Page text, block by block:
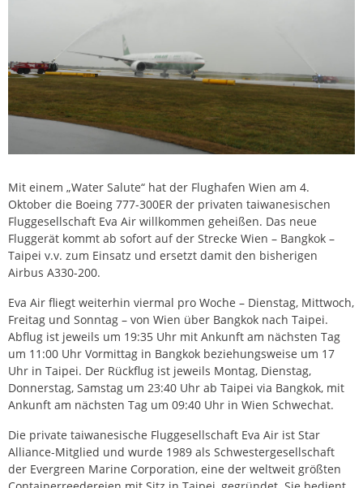
Mit einem „Water Salute“ hat der Flughafen Wien am 4.
Oktober die Boeing 777-300ER der privaten taiwanesischen
Fluggesellschaft Eva Air willkommen geheißen. Das neue
Fluggerät kommt ab sofort auf der Strecke Wien – Bangkok –
Taipei v.v. zum Einsatz und ersetzt damit den bisherigen
Airbus A330-200.
Eva Air fliegt weiterhin viermal pro Woche – Dienstag, Mittwoch,
Freitag und Sonntag – von Wien über Bangkok nach Taipei.
Abflug ist jeweils um 19:35 Uhr mit Ankunft am nächsten Tag
um 11:00 Uhr Vormittag in Bangkok beziehungsweise um 17
Uhr in Taipei. Der Rückflug ist jeweils Montag, Dienstag,
Donnerstag, Samstag um 23:40 Uhr ab Taipei via Bangkok, mit
Ankunft am nächsten Tag um 09:40 Uhr in Wien Schwechat.
Die private taiwanesische Fluggesellschaft Eva Air ist Star
Alliance-Mitglied und wurde 1989 als Schwestergesellschaft
der Evergreen Marine Corporation, eine der weltweit größten